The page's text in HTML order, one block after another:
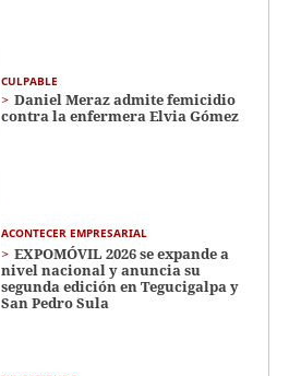
CULPABLE
Daniel Meraz admite femicidio
contra la enfermera Elvia Gómez
ACONTECER EMPRESARIAL
EXPOMÓVIL 2026 se expande a
nivel nacional y anuncia su
segunda edición en Tegucigalpa y
San Pedro Sula